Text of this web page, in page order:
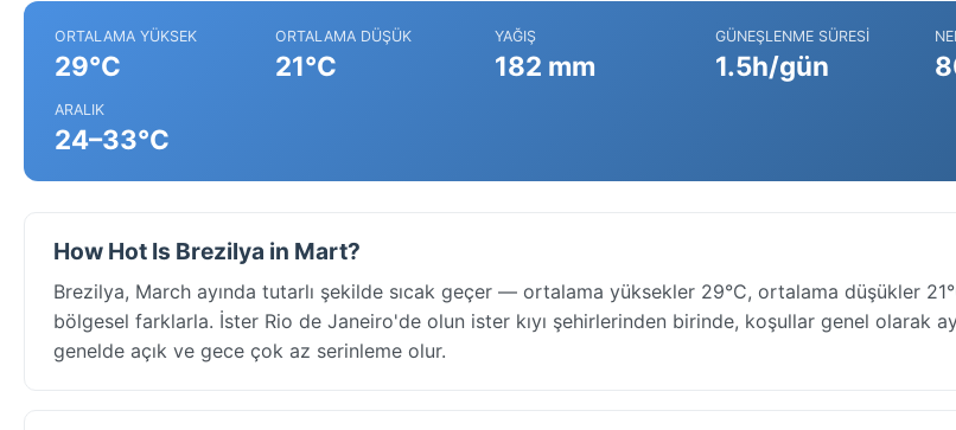
ORTALAMA YÜKSEK
29°C
ORTALAMA DÜŞÜK
21°C
YAĞIŞ
182 mm
GÜNEŞLENME SÜRESI
1.5h/gün
ARALIK
24–33°C
How Hot Is Brezilya in Mart?
Brezilya, March ayında tutarlı şekilde sıcak geçer — ortalama yüksekler 29°C, ortalama düşükler
bölgesel farklarla. İster Rio de Janeiro'de olun ister kıyı şehirlerinden birinde, koşullar genel olarak
genelde açık ve gece çok az serinleme olur.